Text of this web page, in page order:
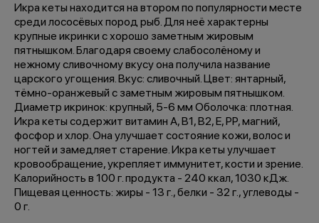
Икра кеты находится на втором по популярности месте
среди лососёвых пород рыб. Для неё характерны
крупные икринки с хорошо заметным жировым
пятнышком. Благодаря своему слабосолёному и
нежному сливочному вкусу она получила название
царского угощения. Вкус: сливочный. Цвет: янтарный,
тёмно-оранжевый с заметным жировым пятнышком.
Диаметр икринок: крупный, 5-6 мм Оболочка: плотная.
Икра кеты содержит витамин A, B1, B2, E, PP, магний,
фосфор и хлор. Она улучшает состояние кожи, волос и
ногтей и замедляет старение. Икра кеты улучшает
кровообращение, укрепляет иммунитет, кости и зрение.
Калорийность в 100 г. продукта - 240 ккал, 1030 кДж.
Пищевая ценность: жиры - 13 г., белки - 32 г., углеводы -
0 г.